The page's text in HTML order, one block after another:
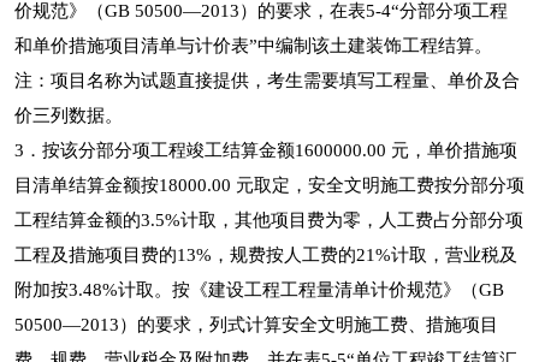
价规范》（GB 50500—2013）的要求，在表5-4“分部分项工程
和单价措施项目清单与计价表”中编制该土建装饰工程结算。
注：项目名称为试题直接提供，考生需要填写工程量、单价及合
价三列数据。
3．按该分部分项工程竣工结算金额1600000.00 元，单价措施项
目清单结算金额按18000.00 元取定，安全文明施工费按分部分项
工程结算金额的3.5%计取，其他项目费为零，人工费占分部分项
工程及措施项目费的13%，规费按人工费的21%计取，营业税及
附加按3.48%计取。按《建设工程工程量清单计价规范》（GB
50500—2013）的要求，列式计算安全文明施工费、措施项目